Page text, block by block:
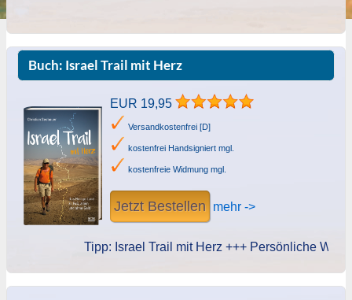
Buch: Israel Trail mit Herz
EUR 19,95
Versandkostenfrei [D]
kostenfrei Handsigniert mgl.
kostenfreie Widmung mgl.
Jetzt Bestellen mehr ->
Tipp: Israel Trail mit Herz +++ Persönliche